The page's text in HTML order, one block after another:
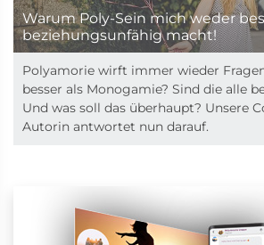
Warum Poly-Sein mich weder
beziehungsunfähig macht!
Polyamorie wirft immer wieder
besser als Monogamie? Sind die alle
Und was soll das überhaupt? Unsere
Autorin antwortet nun darauf.